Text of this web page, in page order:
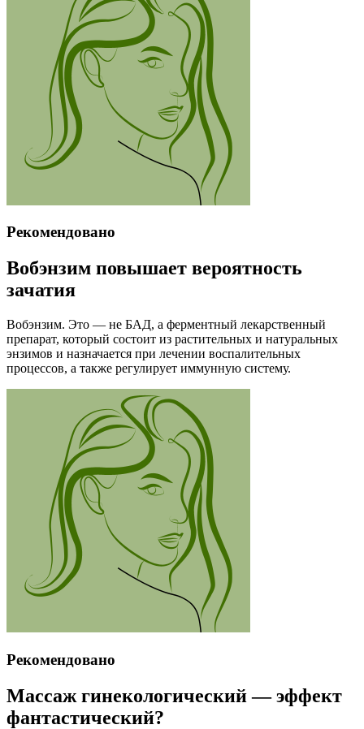
Рекомендовано
Вобэнзим повышает вероятность
зачатия
Вобэнзим. Это — не БАД, а ферментный лекарственный
препарат, который состоит из растительных и натуральных
энзимов и назначается при лечении воспалительных
процессов, а также регулирует иммунную систему.
Рекомендовано
Массаж гинекологический — эффект
фантастический?